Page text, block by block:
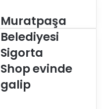
M
u
a
p
a
ş
Muratpaşa
Belediyesi
Sigorta
Shop evinde
galip